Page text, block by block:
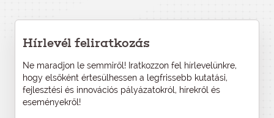
Hírlevél feliratkozás
Ne maradjon le semmiről! Iratkozzon fel hírlevelünkre,
hogy elsőként értesülhessen a legfrissebb kutatási,
fejlesztési és innovációs pályázatokról, hírekről és
eseményekről!